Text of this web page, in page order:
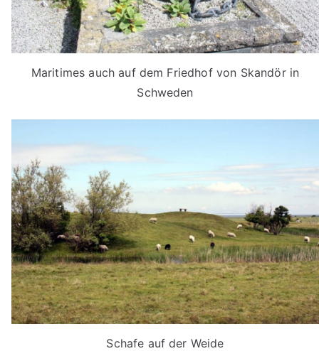
Maritimes auch auf dem Friedhof von Skandör in
Schweden
Schafe auf der Weide